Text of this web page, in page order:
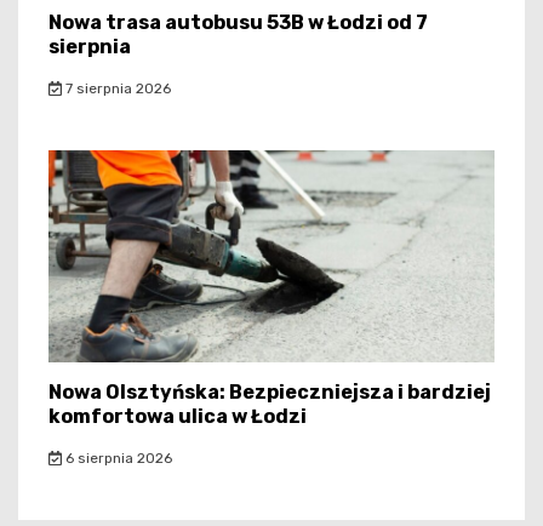
Nowa trasa autobusu 53B w Łodzi od 7
sierpnia
7 sierpnia 2026
Nowa Olsztyńska: Bezpieczniejsza i bardziej
komfortowa ulica w Łodzi
6 sierpnia 2026